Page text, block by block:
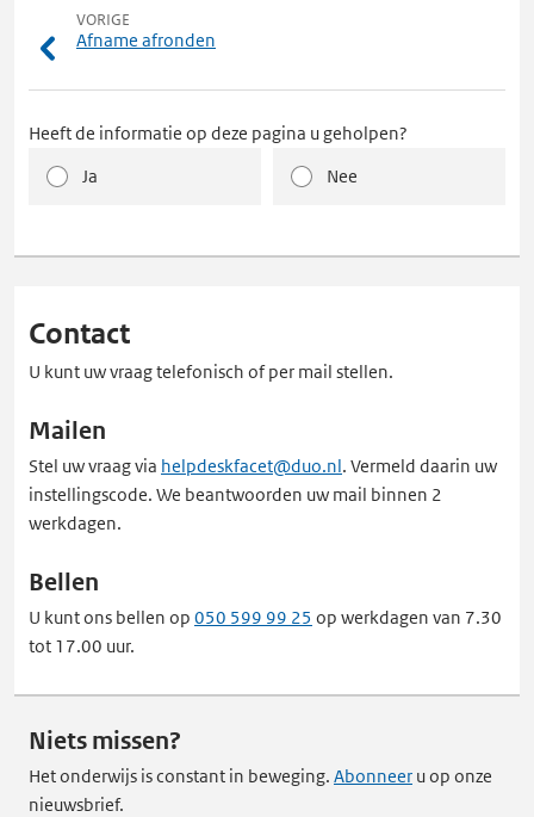
VORIGE
Afname afronden
Heeft de informatie op deze pagina u geholpen?
Ja
Nee
Contact
U kunt uw vraag telefonisch of per mail stellen.
Mailen
Stel uw vraag via helpdeskfacet@duo.nl. Vermeld daarin uw
instellingscode. We beantwoorden uw mail binnen 2
werkdagen.
Bellen
U kunt ons bellen op 050 599 99 25 op werkdagen van 7.30
tot 17.00 uur.
Niets missen?
Het onderwijs is constant in beweging. Abonneer u op onze
nieuwsbrief.